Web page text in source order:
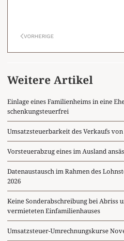
VORHERIGE
Weitere Artikel
Einlage eines Familienheims in eine
schenkungsteuerfrei
Umsatzsteuerbarkeit des Verkaufs
Vorsteuerabzug eines im Ausland
Datenaustausch im Rahmen des
2026
Keine Sonderabschreibung bei Abriss
vermieteten Einfamilienhauses
Umsatzsteuer-Umrechnungskurse